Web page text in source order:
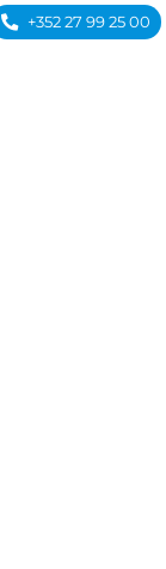
+352 27 99 25 00